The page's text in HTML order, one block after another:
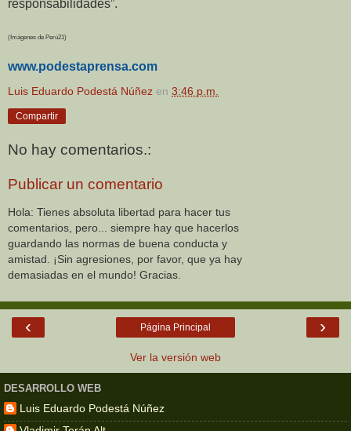
responsabilidades”.
(Imágenes de Perú21)
www.podestaprensa.com
Luis Eduardo Podestá Núñez en 3:46 p.m.
Compartir
No hay comentarios.:
Publicar un comentario
Hola: Tienes absoluta libertad para hacer tus
comentarios, pero... siempre hay que hacerlos
guardando las normas de buena conducta y
amistad. ¡Sin agresiones, por favor, que ya hay
demasiadas en el mundo! Gracias.
‹ ›
Página Principal
Ver la versión web
DESARROLLO WEB
Luis Eduardo Podestá Núñez